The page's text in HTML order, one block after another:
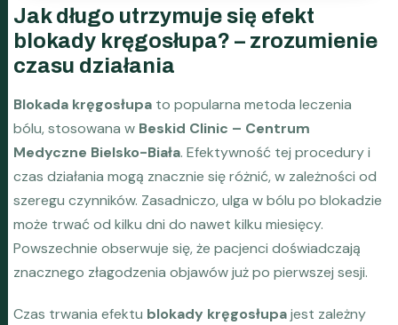
Jak długo utrzymuje się efekt
blokady kręgosłupa? – zrozumienie
czasu działania
Blokada kręgosłupa to popularna metoda leczenia
bólu, stosowana w Beskid Clinic – Centrum
Medyczne Bielsko-Biała. Efektywność tej procedury i
czas działania mogą znacznie się różnić, w zależności od
szeregu czynników. Zasadniczo, ulga w bólu po blokadzie
może trwać od kilku dni do nawet kilku miesięcy.
Powszechnie obserwuje się, że pacjenci doświadczają
znacznego złagodzenia objawów już po pierwszej sesji.
Czas trwania efektu blokady kręgosłupajest zależny